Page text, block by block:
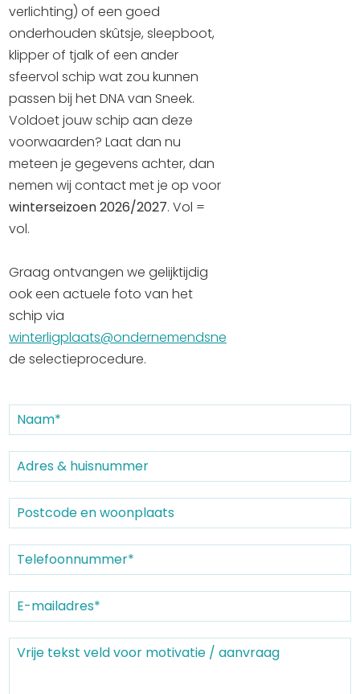
verlichting) of een goed
onderhouden skûtsje, sleepboot,
klipper of tjalk of een ander
sfeervol schip wat zou kunnen
passen bij het DNA van Sneek.
Voldoet jouw schip aan deze
voorwaarden? Laat dan nu
meteen je gegevens achter, dan
nemen wij contact met je op voor
winterseizoen 2026/2027. Vol =
vol.
Graag ontvangen we gelijktijdig
ook een actuele foto van het
schip via
winterligplaats@ondernemendsneek.nl
de selectieprocedure.